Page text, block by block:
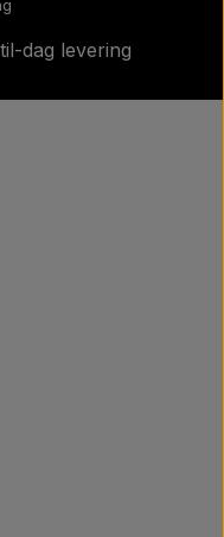
dag levering